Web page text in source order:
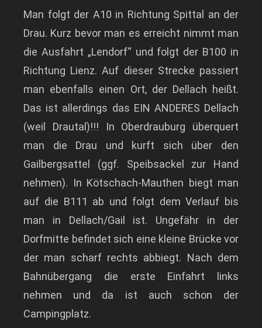
Man folgt der A10 in Richtung Spittal an der
Drau. Kurz bevor man es erreicht nimmt man
die Ausfahrt „Lendorf“ und folgt der B100 in
Richtung Lienz. Auf dieser Strecke passiert
man ebenfalls einen Ort, der Dellach heißt.
Das ist allerdings das EIN ANDERES Dellach
(weil Drautal)!!! In Oberdrauburg überquert
man die Drau und kurft sich über den
Gailbergsattel (ggf. Speibsackel zur Hand
nehmen). In Kötschach-Mauthen biegt man
auf die B111 ab und folgt dem Verlauf bis
man in Dellach/Gail ist. Ungefähr in der
Dorfmitte befindet sich eine kleine Brücke vor
der man scharf rechts abbiegt. Nach dem
Bahnübergang die erste Einfahrt links
nehmen und da ist auch schon der
Campingplatz.